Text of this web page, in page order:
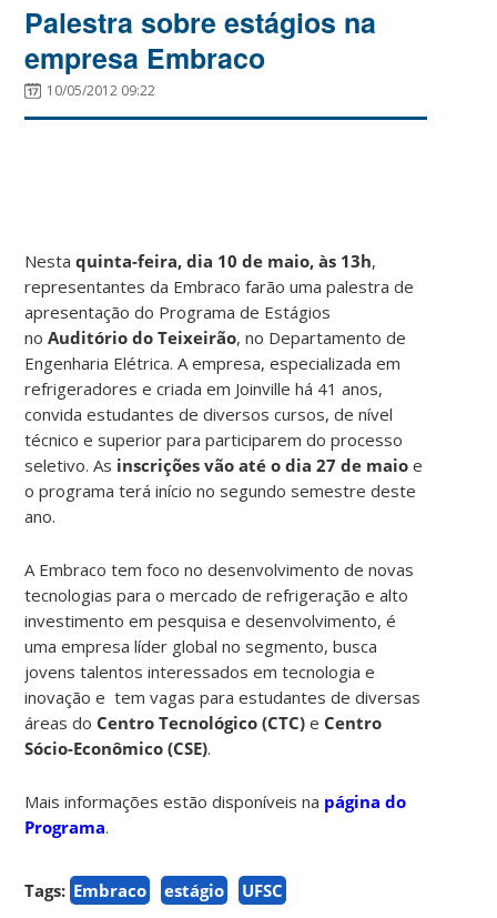
Palestra sobre estágios na
empresa Embraco
10/05/2012 09:22
Nestaquinta-feira, dia 10 de maio, às 13h,
representantes da Embraco farão uma palestra de
apresentação do Programa de Estágios
no Auditório do Teixeirão, no Departamento de
Engenharia Elétrica. A empresa, especializada em
refrigeradores e criada em Joinville há 41 anos,
convida estudantes de diversos cursos, de nível
técnico e superior para participarem do processo
seletivo. As inscrições vão até o dia 27 de maio e
o programa terá início no segundo semestre deste
ano.
A Embraco tem foco no desenvolvimento de novas
tecnologias para o mercado de refrigeração e alto
investimento em pesquisa e desenvolvimento, é
uma empresa líder global no segmento, busca
jovens talentos interessados em tecnologia e
inovação e tem vagas para estudantes de diversas
áreas do Centro Tecnológico (CTC) e Centro
Sócio-Econômico (CSE).
Mais informações estão disponíveis na página do
Programa.
Tags: Embraco estágio UFSC